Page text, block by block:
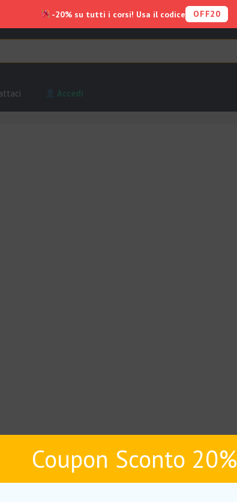
Accedi
Coupon Sconto 20%
-20% su tutti i corsi! Usa il codice OFF20